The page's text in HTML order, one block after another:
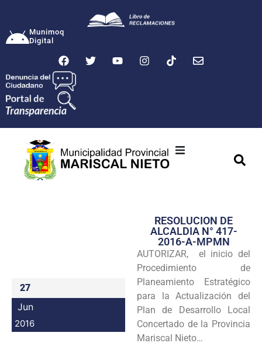
Munimoq
Digital
Transparencia
Seguridad
Programas
Intranet
27
Jun
2016
RESOLUCION DE
ALCALDIA N° 417-
2016-A-MPMN
AUTORIZAR, el inicio del
Procedimiento de
Planeamiento Estratégico
para la Actualización del
Plan de Desarrollo Local
Concertado de la Provincia
Mariscal Nieto…